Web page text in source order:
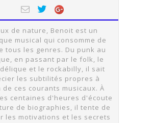
de nature, Benoit est un
musical qui consomme de
tous les genres. Du punk au
en passant par le folk, le
et le rockabilly, il sait
les subtilités propres à
de ces courants musicaux. À
centaines d'heures d'écoute
de biographies, il tente de
les motivations et les secrets